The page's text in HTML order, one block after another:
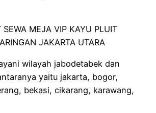
wilayah jabodetabek dan
yaitu jakarta, bogor,
bekasi, cikarang, karawang,